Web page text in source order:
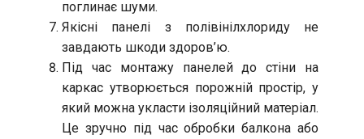
поглинає шуми.
Якісні панелі з полівінілхлориду не
завдають шкоди здоров’ю.
Під час монтажу панелей до стіни на
каркас утворюється порожній простір, у
який можна укласти ізоляційний матеріал.
Це зручно під час обробки балкона або